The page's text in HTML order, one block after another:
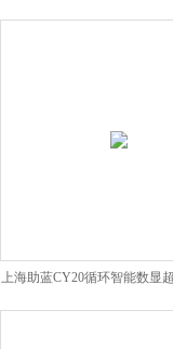
上海助蓝CY20循环智能数显
槽